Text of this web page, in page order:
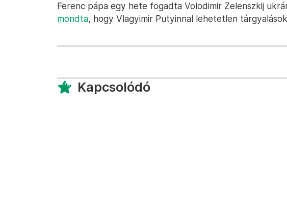
Ferenc pápa egy hete fogadta Volodimir Zelenszkij
mondta, hogy Vlagyimir Putyinnal lehetetlen
Kapcsolódó